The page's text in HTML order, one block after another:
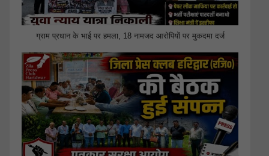
ग्राम प्रधान के भाई पर हमला, 18 नामजद आरोपियों पर मुकदमा दर्ज